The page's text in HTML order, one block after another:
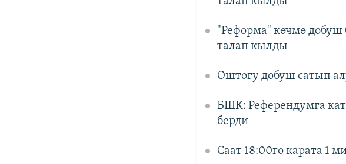
"Реформа" көчмө
талап кылды
Оштогу добуш сатып
БШК: Референдумга
берди
Саат 18:00гө карата 1